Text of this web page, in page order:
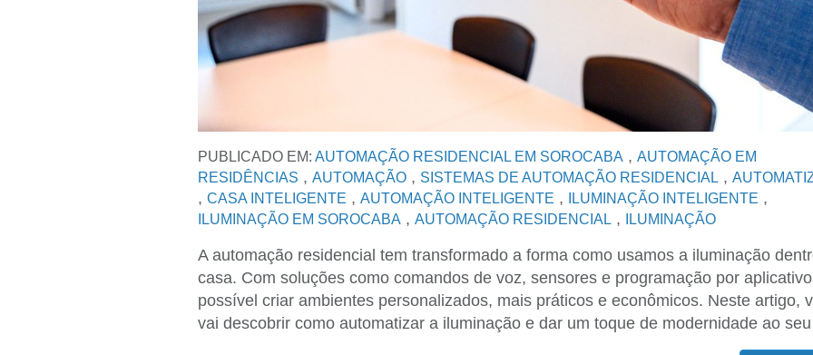
PUBLICADO EM: AUTOMAÇÃO RESIDENCIAL EM SOROCABA , AUTOMAÇÃO EM
RESIDÊNCIAS , AUTOMAÇÃO , SISTEMAS DE AUTOMAÇÃO RESIDENCIAL ,
, CASA INTELIGENTE , AUTOMAÇÃO INTELIGENTE , ILUMINAÇÃO INTELIGENTE ,
ILUMINAÇÃO EM SOROCABA , AUTOMAÇÃO RESIDENCIAL , ILUMINAÇÃO
A automação residencial tem transformado a forma como usamos a iluminação
casa. Com soluções como comandos de voz, sensores e programação por
possível criar ambientes personalizados, mais práticos e econômicos. Neste artigo,
vai descobrir como automatizar a iluminação e dar um toque de modernidade ao